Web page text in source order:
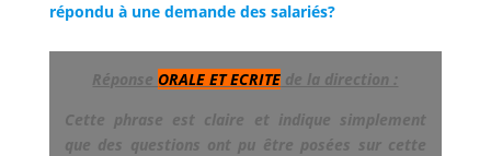
répondu à une demande des salariés?
RéponseORALE ET ECRITE de la direction :
Cette phrase est claire et indique simplement
que des questions ont pu être posées sur cette